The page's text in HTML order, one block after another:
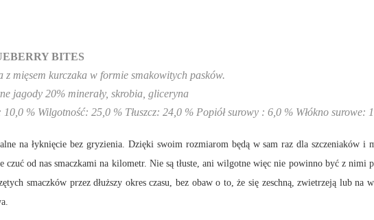
BITES
mięsem kurczaka w formie smakowitych pasków.
jagody 20% minerały, skrobia, gliceryna
% Wilgotność: 25,0 % Tłuszcz: 24,0 % Popiół surowy : 6,0 % Włókno surowe:
na łyknięcie bez gryzienia. Dzięki swoim rozmiarom będą w sam raz dla szczeniaków i
czuć od nas smaczkami na kilometr. Nie są tłuste, ani wilgotne więc nie powinno być z nimi
smaczków przez dłuższy okres czasu, bez obaw o to, że się zeschną, zwietrzeją lub